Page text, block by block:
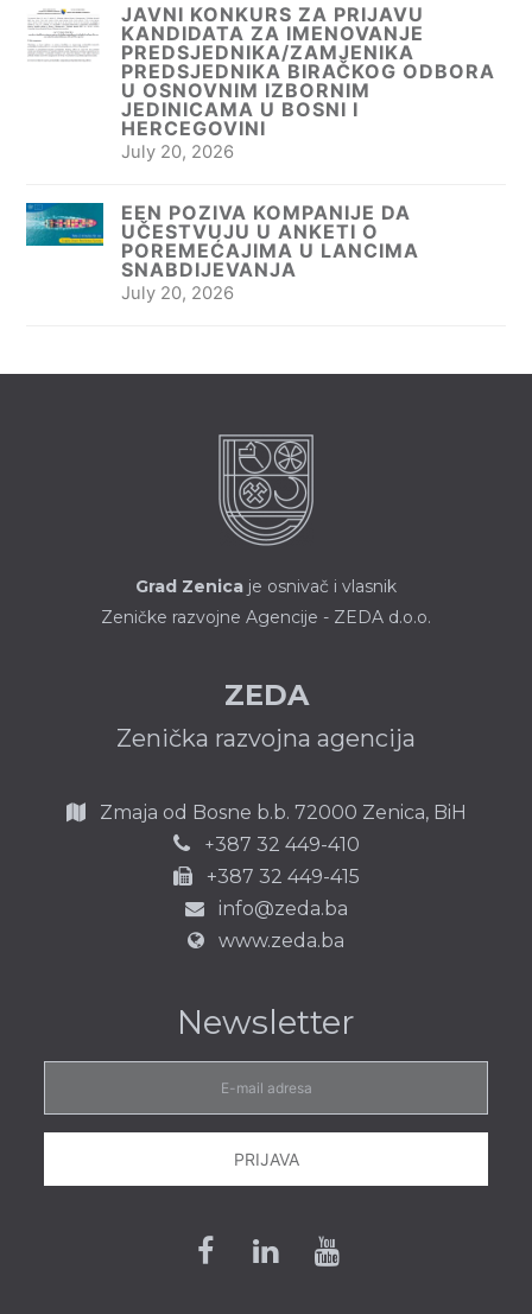
JAVNI KONKURS ZA PRIJAVU
KANDIDATA ZA IMENOVANJE
PREDSJEDNIKA/ZAMJENIKA
PREDSJEDNIKA BIRAČKOG ODBORA
U OSNOVNIM IZBORNIM
JEDINICAMA U BOSNI I
HERCEGOVINI
July 20, 2026
EEN POZIVA KOMPANIJE DA
UČESTVUJU U ANKETI O
POREMEĆAJIMA U LANCIMA
SNABDIJEVANJA
July 20, 2026
Grad Zenica je osnivač i vlasnik
Zeničke razvojne Agencije - ZEDA d.o.o.
ZEDA
Zenička razvojna agencija
Zmaja od Bosne b.b. 72000 Zenica, BiH
+387 32 449-410
+387 32 449-415
info@zeda.ba
www.zeda.ba
Newsletter
adresa
PRIJAVA
Facebook
LinkedinYoutube